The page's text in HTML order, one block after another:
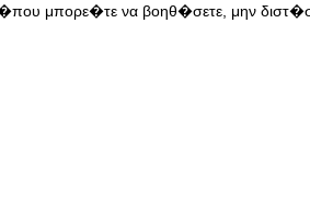
μπορε�τε να βοηθ�σετε, μην